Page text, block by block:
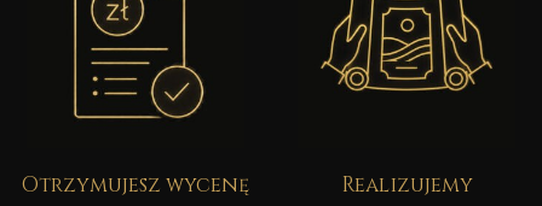
Otrzymujesz wycenę
Realizujemy